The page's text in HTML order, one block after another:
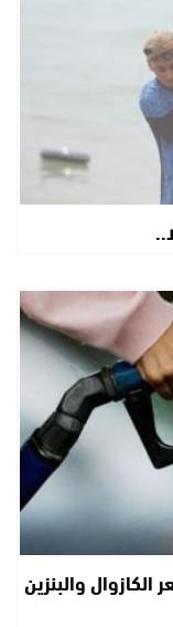
والبنزين